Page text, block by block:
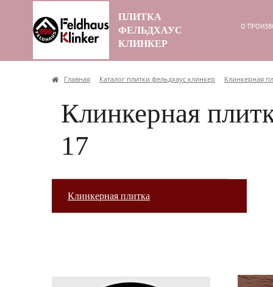
ПЛИТКА
ФЕЛЬДХАУС
КЛИНКЕР
О
Главная Каталог плитки фельдхаус клинкер Клинкерная
Клинкерная
17
Клинкерная плитка